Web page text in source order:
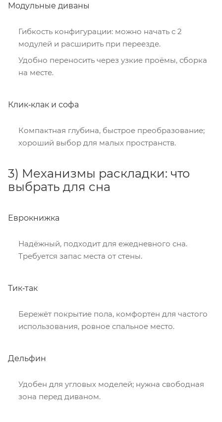
Модульные диваны
Гибкость конфигурации: можно начать с 2
модулей и расширить при переезде.
Удобно переносить через узкие проёмы, сборка
на месте.
Клик‑клак и софа
Компактная глубина, быстрое преобразование;
хороший выбор для малых пространств.
3) Механизмы раскладки: что
выбрать для сна
Еврокнижка
Надёжный, подходит для ежедневного сна.
Требуется запас места от стены.
Тик‑так
Бережёт покрытие пола, комфортен для частого
использования, ровное спальное место.
Дельфин
Удобен для угловых моделей; нужна свободная
зона перед диваном.